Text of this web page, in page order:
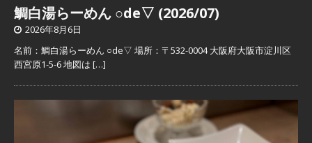
鯛白湯らーめん ○de▽ (2026/07)
2026年8月6日
名前：鯛白湯らーめん ○de▽ 場所：〒532-0004 大阪府大阪市淀川区
西宮原1-5-6 地図は […]